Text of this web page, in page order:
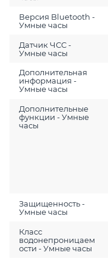
Версия Bluetooth -
Умные часы
Датчик ЧСС -
Умные часы
Дополнительная
информация -
Умные часы
Дополнительные
функции - Умные
часы
Защищенность -
Умные часы
Класс
водонепроницаем
ости - Умные часы